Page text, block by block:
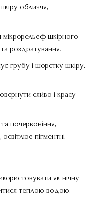
обличчя,
мікрорельєф шкірного
роздратування.
грубу і шорстку шкіру,
сяйво і красу
почервоніння,
пігментні
як нічну
теплою водою.